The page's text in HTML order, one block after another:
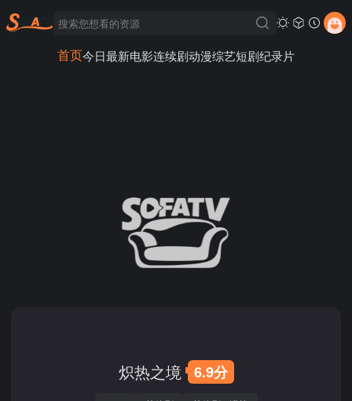
首页今日最新电影连续剧动漫综艺短剧纪录片
炽热之境 6.9分